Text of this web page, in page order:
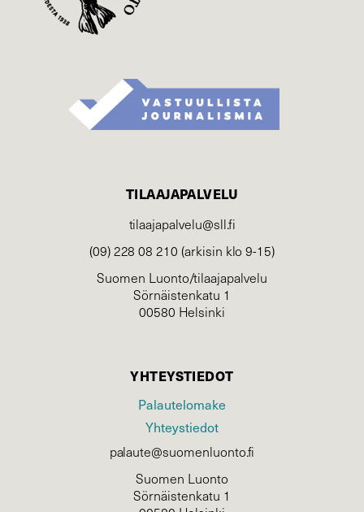
TILAAJAPALVELU
tilaajapalvelu@sll.fi
(09) 228 08 210 (arkisin klo 9-15)
Suomen Luonto/tilaajapalvelu
Sörnäistenkatu 1
00580 Helsinki
YHTEYSTIEDOT
Palautelomake
Yhteystiedot
palaute@suomenluonto.fi
Suomen Luonto
Sörnäistenkatu 1